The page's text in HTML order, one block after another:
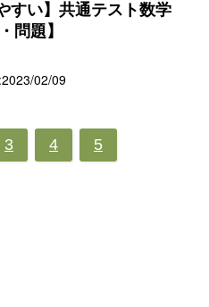
すい】共通テスト数学
問題】
02/09
3 4 5